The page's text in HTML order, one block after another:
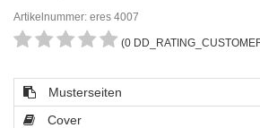
Artikelnummer: eres 4007
(0
Musterseiten
Cover